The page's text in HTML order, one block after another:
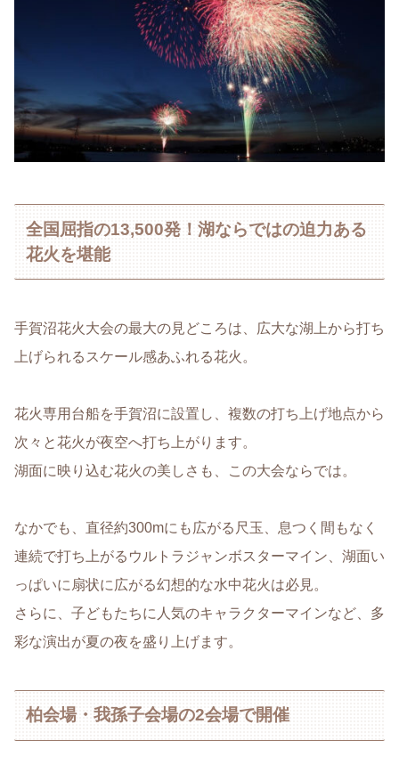
全国屈指の13,500発！湖ならではの迫力ある
花火を堪能
手賀沼花火大会の最大の見どころは、広大な湖上から打ち
上げられるスケール感あふれる花火。
花火専用台船を手賀沼に設置し、複数の打ち上げ地点から
次々と花火が夜空へ打ち上がります。
湖面に映り込む花火の美しさも、この大会ならでは。
なかでも、直径約300mにも広がる尺玉、息つく間もなく
連続で打ち上がるウルトラジャンボスターマイン、湖面い
っぱいに扇状に広がる幻想的な水中花火は必見。
さらに、子どもたちに人気のキャラクターマインなど、多
彩な演出が夏の夜を盛り上げます。
柏会場・我孫子会場の2会場で開催